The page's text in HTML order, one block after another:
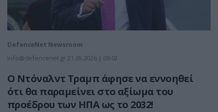
DefenceNet Newsroom
info@defencenet.gr 21.05.2026 | 09:02
Ο Ντόναλντ Τραμπ άφησε να εννοηθεί
ότι θα παραμείνει στο αξίωμα του
προέδρου των ΗΠΑ ως το 2032!